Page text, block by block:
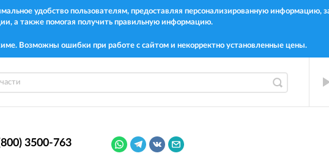
удобство пользователям, предоставляя персонализированную информацию,
а также помогая получить правильную информацию.
Возможны ошибки при работе с сайтом и некорректно установленные цены.
3500-763